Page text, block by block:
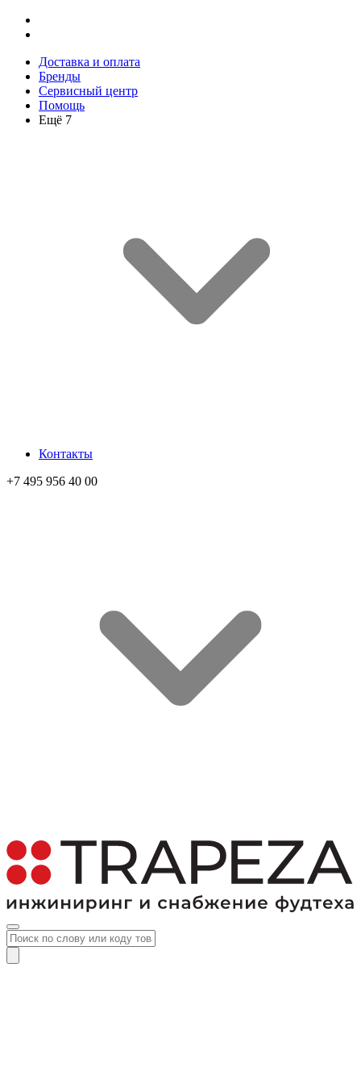
Доставка и оплата
Бренды
Сервисный центр
Помощь
Ещё 7
Контакты
+7 495 956 40 00